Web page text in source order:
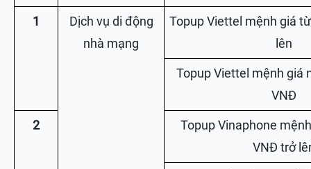
1
Dịch vụ di động
nhà mạng
Topup Viettel mệnh giá
lên
Topup Viettel mệnh giá
VNĐ
2
Topup Vinaphone
VNĐ trở